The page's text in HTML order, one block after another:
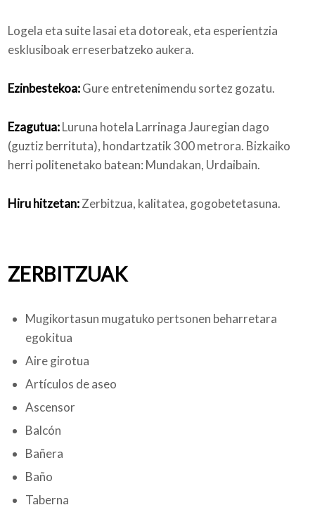
Logela eta suite lasai eta dotoreak, eta esperientzia
esklusiboak erreserbatzeko aukera.
Ezinbestekoa:Gure entretenimendu sortez gozatu.
Ezagutua:Luruna hotela Larrinaga Jauregian dago
(guztiz berrituta), hondartzatik 300 metrora. Bizkaiko
herri politenetako batean: Mundakan, Urdaibain.
Hiru hitzetan:Zerbitzua, kalitatea, gogobetetasuna.
ZERBITZUAK
Mugikortasun mugatuko pertsonen beharretara
egokitua
Aire girotua
Artículos de aseo
Ascensor
Balcón
Bañera
Baño
Taberna